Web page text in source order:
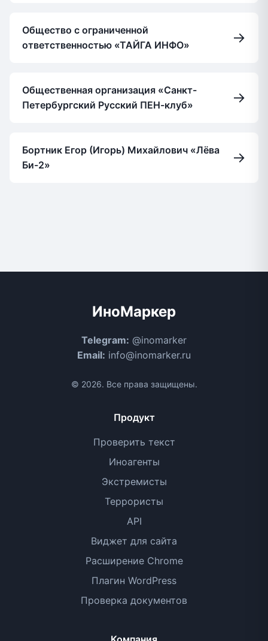
Общество с ограниченной
ответственностью «ТАЙГА ИНФО»
→
Общественная организация «Санкт-
Петербургский Русский ПЕН-клуб»
→
Бортник Егор (Игорь) Михайлович «Лёва
Би-2»
→
ИноМаркер
Telegram: @inomarker
Email: info@inomarker.ru
© 2026. Все права защищены.
Продукт
Проверить текст
Иноагенты
Экстремисты
Террористы
API
Виджет для сайта
Расширение Chrome
Плагин WordPress
Проверка документов